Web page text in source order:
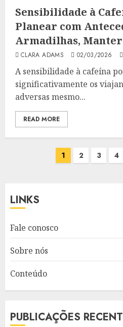
Sensibilidade à
Planear com
Armadilhas,
CLARA ADAMS 02/03/2026
A sensibilidade à cafeína
significativamente os
adversas mesmo...
READ MORE
1 2 3 4
LINKS
Fale conosco
Sobre nós
Conteúdo
PUBLICAÇÕES